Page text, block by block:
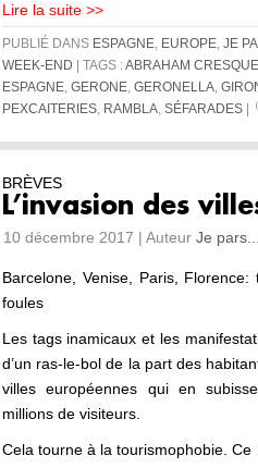
Lire la suite >>
PUBLIÉ DANS ESPAGNE EUROPE JE
WEEK-END | TAGS :ABRAHAM
ESPAGNE GERONE GERONELLA
PEXCAITERIES
RAMBLA SÉFARADES
BRÈVES
L’invasion des
10 décembre 2017 | Auteur Je
Barcelone, Venise, Paris,
foules
Les tags inamicaux et les
d’un ras-le-bol de la part des
villes européennes qui en
millions de visiteurs.
Cela tourne à la tourismophobie.